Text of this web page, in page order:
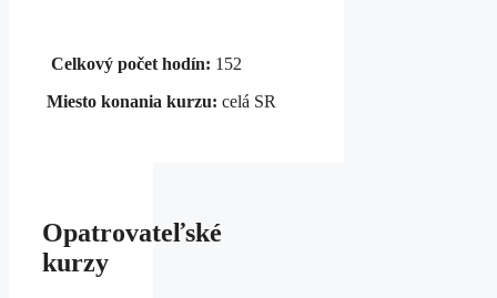
Celkový počet hodín: 152
Miesto konania kurzu: celá SR
Opatrovateľské
kurzy